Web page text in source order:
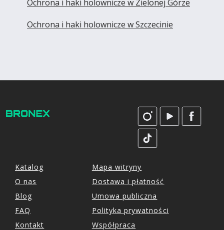
Ochrona i haki holownicze w Zielonej Górze
Ochrona i haki holownicze w Szczecinie
Katalog
O nas
Blog
FAQ
Kontakt
Mapa witryny
Dostawa i płatność
Umowa publiczna
Polityka prywatności
Współpraca